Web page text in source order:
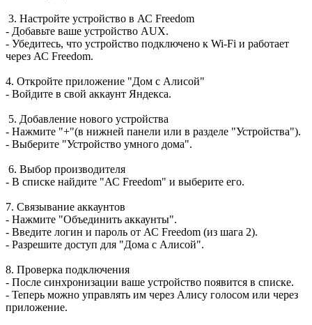
3. Настройте устройство в АС Freedom
- Добавьте ваше устройство AUX.
- Убедитесь, что устройство подключено к Wi-Fi и работает
через АС Freedom.
4. Откройте приложение "Дом с Алисой"
- Войдите в свой аккаунт Яндекса.
5. Добавление нового устройства
- Нажмите "+"(в нижней панели или в разделе "Устройства").
- Выберите "Устройство умного дома".
6. Выбор производителя
- В списке найдите "АС Freedom" и выберите его.
7. Связывание аккаунтов
- Нажмите "Объединить аккаунты".
- Введите логин и пароль от АС Freedom (из шага 2).
- Разрешите доступ для "Дома с Алисой".
8. Проверка подключения
- После синхронизации ваше устройство появится в списке.
- Теперь можно управлять им через Алису голосом или через
приложение.